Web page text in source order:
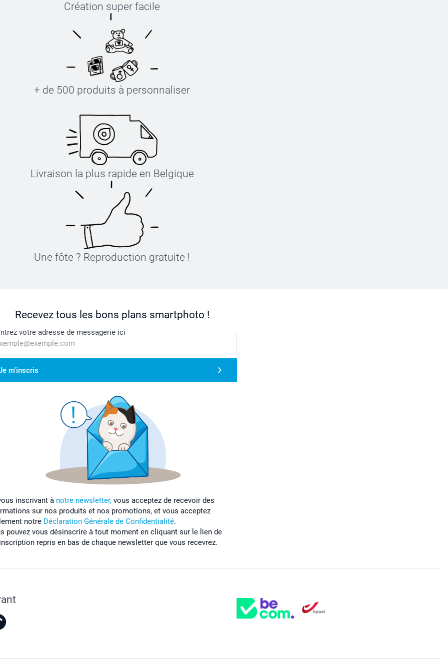
Création super facile
+ de 500 produits à personnaliser
Livraison la plus rapide en Belgique
Une fôte ? Reproduction gratuite !
Recevez tous les bons plans smartphoto !
votre adresse de messagerie ici
m'inscris
inscrivant à notre newsletter, vous acceptez de recevoir des
sur nos produits et nos promotions, et vous acceptez
notre Déclaration Générale de Confidentialité.
pouvez vous désinscrire à tout moment en cliquant sur le lien de
repris en bas de chaque newsletter que vous recevrez.